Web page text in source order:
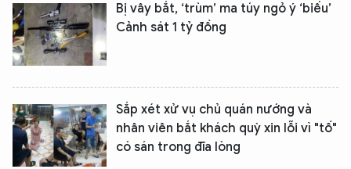
Bị vây bắt, ‘trùm’ ma túy ngỏ ý ‘biếu’
Cảnh sát 1 tỷ đồng
Sắp xét xử vụ chủ quán nướng và
nhân viên bắt khách quỳ xin lỗi vì "tố"
có sán trong đĩa lòng